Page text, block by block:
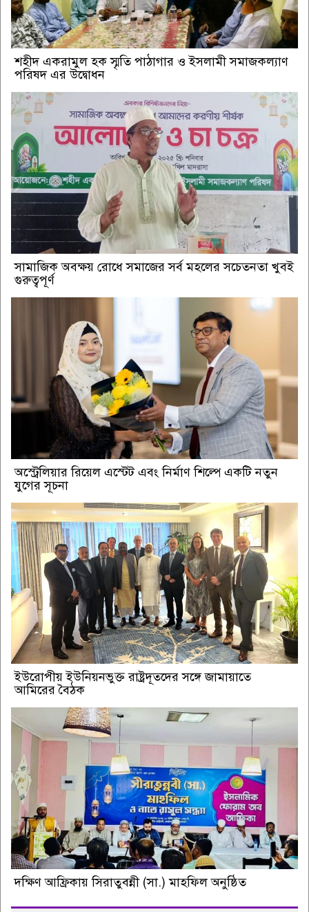
শহীদ একরামুল হক স্মৃতি পাঠাগার ও ইসলামী সমাজকল্যাণ
পরিষদ এর উদ্বোধন
সামাজিক অবক্ষয় রোধে সমাজের সর্ব মহলের সচেতনতা খুবই
গুরুত্বপূর্ণ
অস্ট্রেলিয়ার রিয়েল এস্টেট এবং নির্মাণ শিল্পে একটি নতুন
যুগের সূচনা
ইউরোপীয় ইউনিয়নভুক্ত রাষ্ট্রদূতদের সঙ্গে জামায়াতে
আমিরের বৈঠক
দক্ষিণ আফ্রিকায় সিরাতুবন্নী (সা.) মাহফিল অনুষ্ঠিত